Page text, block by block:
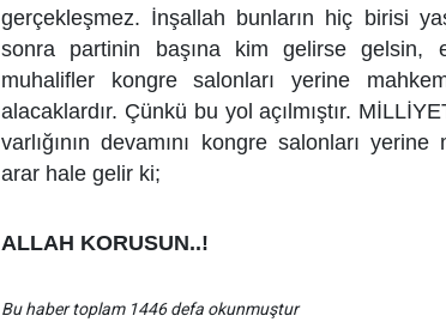
gerçekleşmez. İnşallah bunların hiç birisi
sonra partinin başına kim gelirse gelsin,
muhalifler kongre salonları yerine
alacaklardır. Çünkü bu yol açılmıştır.
varlığının devamını kongre salonları
arar hale gelir ki;
ALLAH KORUSUN..!
Bu haber toplam 1446 defa okunmuştur